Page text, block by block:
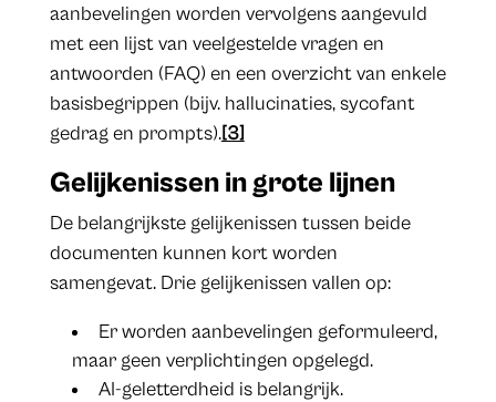
aanbevelingen worden vervolgens aangevuld
met een lijst van veelgestelde vragen en
antwoorden (FAQ) en een overzicht van enkele
basisbegrippen (bijv. hallucinaties, sycofant
gedrag en prompts).[3]
Gelijkenissen in grote lijnen
De belangrijkste gelijkenissen tussen beide
documenten kunnen kort worden
samengevat. Drie gelijkenissen vallen op:
Er worden aanbevelingen geformuleerd,
maar geen verplichtingen opgelegd.
AI-geletterdheid is belangrijk.